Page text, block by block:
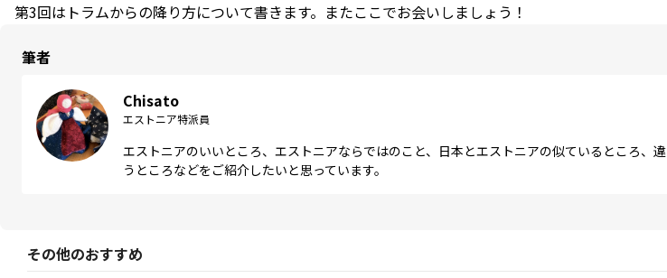
第3回はトラムからの降り方について書きます。またここでお会いしましょう！
筆者
Chisato
エストニア特派員
エストニアのいいところ、エストニアならではのこと、日本とエストニアの似ているところ、違
うところなどをご紹介したいと思っています。
その他のおすすめ